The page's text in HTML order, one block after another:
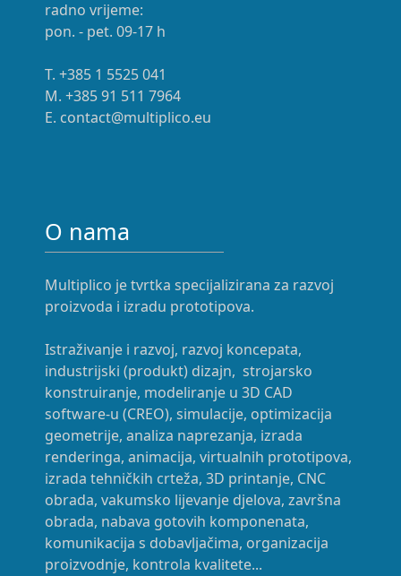
radno vrijeme:
pon. - pet. 09-17 h
T. +385 1 5525 041
M. +385 91 511 7964
E. contact@multiplico.eu
O nama
Multiplico je tvrtka specijalizirana za razvoj
proizvoda i izradu prototipova.
Istraživanje i razvoj, razvoj koncepata,
industrijski (produkt) dizajn, strojarsko
konstruiranje, modeliranje u 3D CAD
software-u (CREO), simulacije, optimizacija
geometrije, analiza naprezanja, izrada
renderinga, animacija, virtualnih prototipova,
izrada tehničkih crteža, 3D printanje, CNC
obrada, vakumsko lijevanje djelova, završna
obrada, nabava gotovih komponenata,
komunikacija s dobavljačima, organizacija
proizvodnje, kontrola kvalitete...